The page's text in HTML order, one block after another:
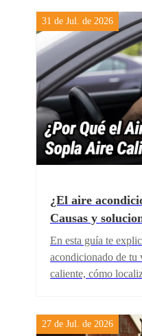
31 de Jul. de 2026
¿El aire
Causas y
En esta guía te
acondicionado de tu
caliente, cómo
27 de Jul. de 2026